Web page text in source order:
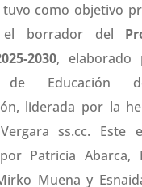
como objetivo
el borrador del
2030, elaborado
de Educación
liderada por la
ss.cc. Este
Patricia Abarca,
Muena y